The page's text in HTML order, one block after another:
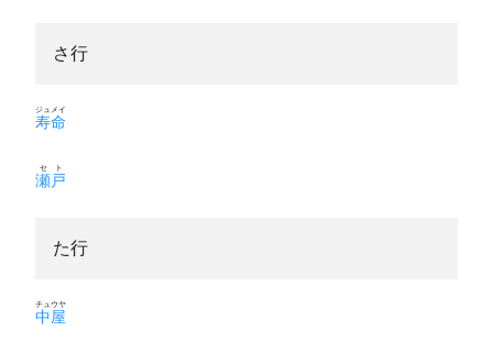
さ行
寿命
ジュメイ
瀬戸
セト
た行
中屋
チュウヤ